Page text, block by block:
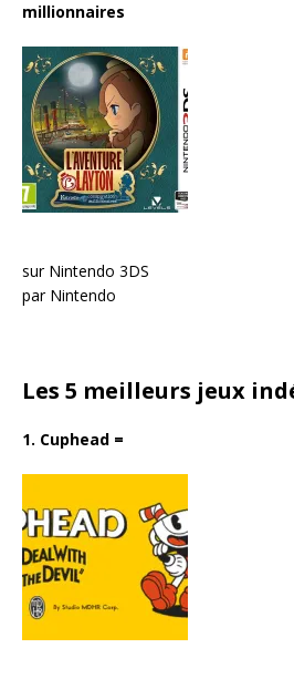
millionnaires
sur Nintendo 3DS
par Nintendo
Les 5 meilleurs jeux
1. Cuphead =